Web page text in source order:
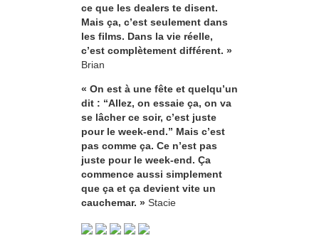
ce que les dealers te disent.
Mais ça, c’est seulement dans
les films. Dans la vie réelle,
c’est complètement différent. »
Brian
« On est à une fête et quelqu’un
dit : “Allez, on essaie ça, on va
se lâcher ce soir, c’est juste
pour le week-end.” Mais c’est
pas comme ça. Ce n’est pas
juste pour le week-end. Ça
commence aussi simplement
que ça et ça devient vite un
cauchemar. » Stacie